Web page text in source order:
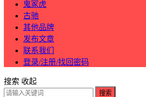
鬼冢虎
古驰
其他品牌
发布文章
联系我们
登录/注册/找回密码
搜索 收起
搜索